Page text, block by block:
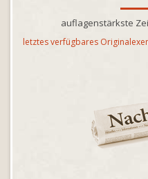
auflagenstärkste
letztes verfügbares